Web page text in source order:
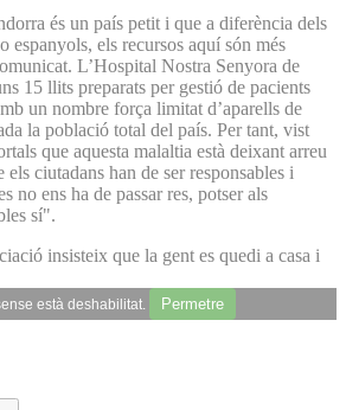
és un país petit i que a diferència dels
espanyols, els recursos aquí són més
L’Hospital Nostra Senyora de
15 llits preparats per gestió de pacients
un nombre força limitat d’aparells de
la població total del país. Per tant, vist
que aquesta malaltia està deixant arreu
ciutadans han de ser responsables i
no ens ha de passar res, potser als
sí".
insisteix que la gent es quedi a casa i
està deshabilitat. Permetre